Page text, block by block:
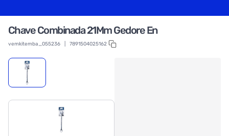
Chave Combinada 21Mm Gedore En
vemkitemba_055236 7891504025162